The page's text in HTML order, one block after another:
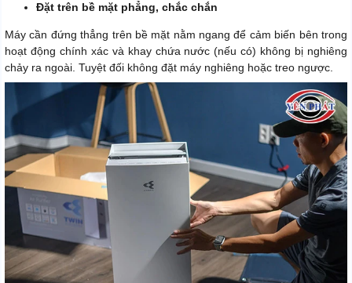
Đặt trên bề mặt phẳng, chắc chắn
Máy cần đứng thẳng trên bề mặt nằm ngang để cảm biến bên trong
hoạt động chính xác và khay chứa nước (nếu có) không bị nghiêng
chảy ra ngoài. Tuyệt đối không đặt máy nghiêng hoặc treo ngược.